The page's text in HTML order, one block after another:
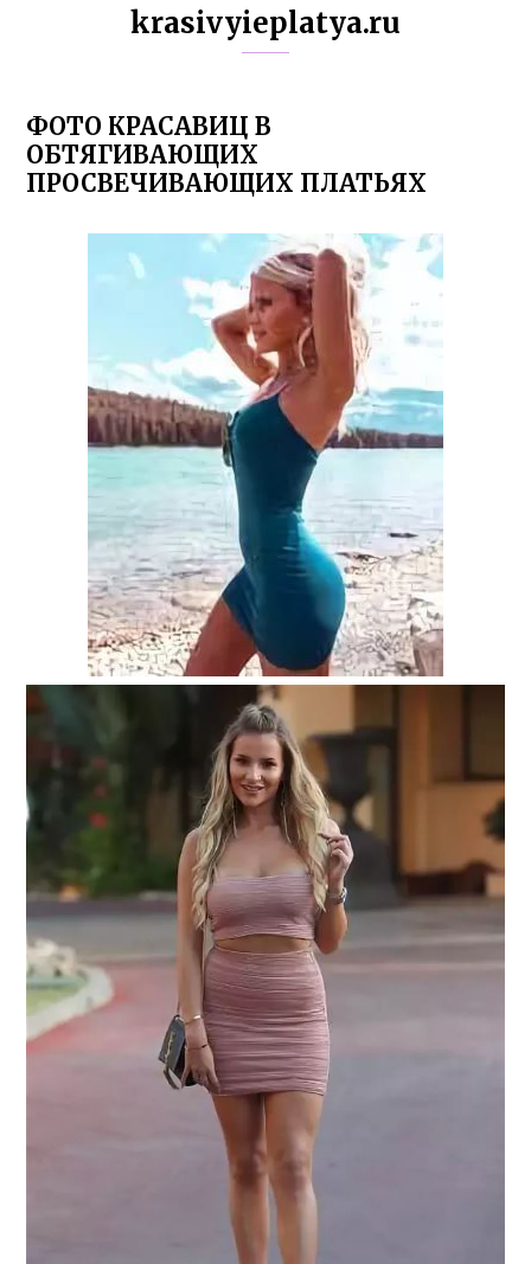
krasivyieplatya.ru
ФОТО КРАСАВИЦ В
ОБТЯГИВАЮЩИХ
ПРОСВЕЧИВАЮЩИХ ПЛАТЬЯХ